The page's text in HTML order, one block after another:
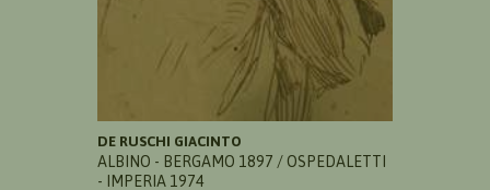
DE RUSCHI GIACINTO
ALBINO - BERGAMO 1897 / OSPEDALETTI
- IMPERIA 1974